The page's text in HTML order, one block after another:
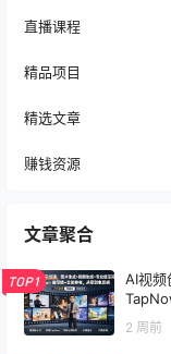
直播课程
精品项目
精选文章
赚钱资源
文章聚合
TOP1
AI视频
2 周前